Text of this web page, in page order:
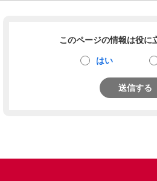
このページの情報は役に
はい
送信する